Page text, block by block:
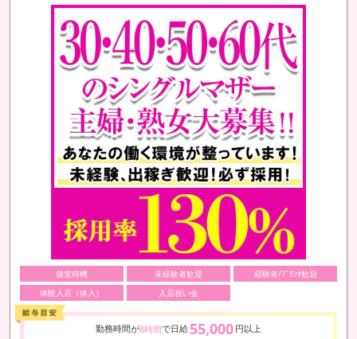
個室待機 未経験者歓迎
経験者/ﾌﾞﾗﾝｸ歓迎
体験入店（体入）
入店祝い金
勤務時間が8時間で日給 55,000 円以上